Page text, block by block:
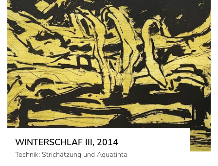
WINTERSCHLAF III, 2014
Technik: Strichätzung und Aquatinta